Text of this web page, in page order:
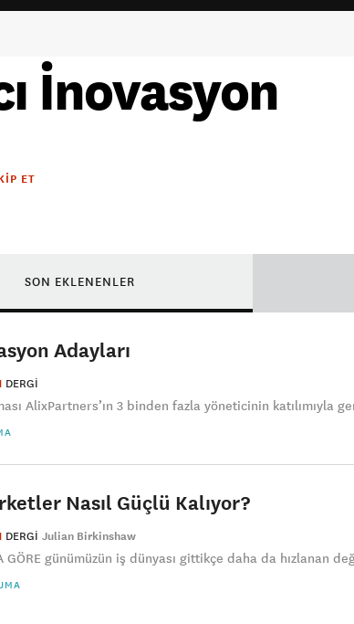
İnovasyon
ET
SON EKLENENLER
Adayları
DERGI
AlixPartners’ın 3 binden fazla yöneticinin katılımıyla
Nasıl Güçlü Kalıyor?
DERGI Julian Birkinshaw
GÖRE günümüzün iş dünyası gittikçe daha da hızlanan